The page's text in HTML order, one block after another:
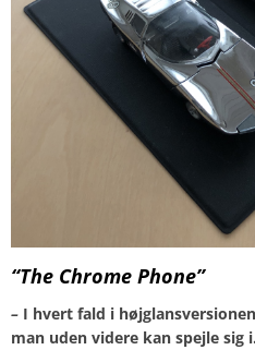
“The Chrome Phone”
– I hvert fald i
man uden videre kan spejle